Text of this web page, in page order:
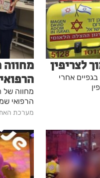
לצריפין
אחרי
מחווה
מחווה של
הרפואי
מערכת